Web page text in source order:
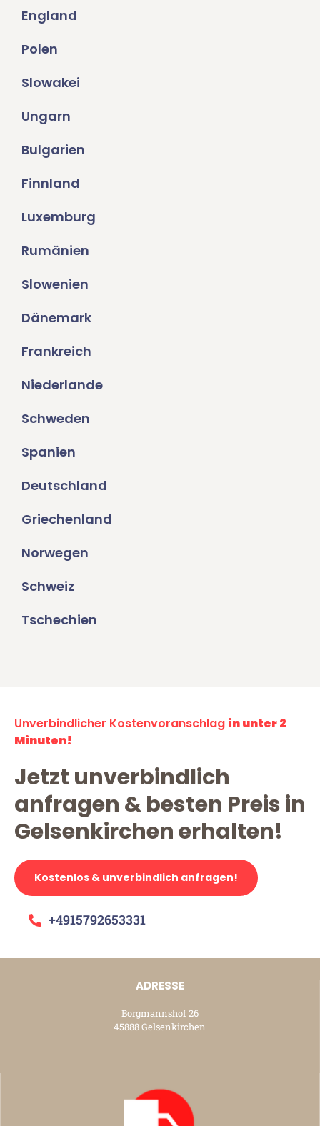
England
Polen
Slowakei
Ungarn
Bulgarien
Finnland
Luxemburg
Rumänien
Slowenien
Dänemark
Frankreich
Niederlande
Schweden
Spanien
Deutschland
Griechenland
Norwegen
Schweiz
Tschechien
Unverbindlicher Kostenvoranschlag in unter 2
Minuten!
Jetzt unverbindlich
anfragen & besten Preis in
Gelsenkirchen erhalten!
Kostenlos & unverbindlich anfragen!
+4915792653331
ADRESSE
Borgmannshof 26
45888 Gelsenkirchen